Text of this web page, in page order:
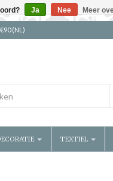
(NL)
TEXTIEL
Ja Nee Meer